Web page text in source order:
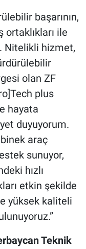
başarının,
ortaklıkları ile
Nitelikli hizmet,
olan ZF
plus
hayata
duyuyorum.
araç
sunuyor,
hızlı
etkin şekilde
yüksek kaliteli
Teknik